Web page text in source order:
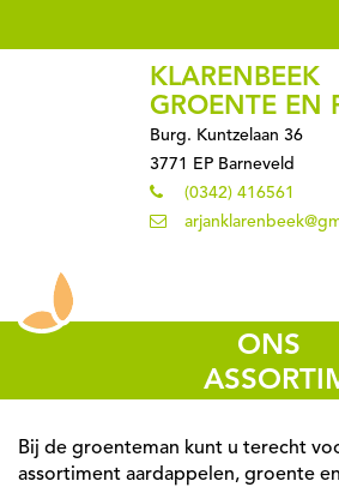
KLARENBEEK
GROENTE EN
Burg. Kuntzelaan 36
3771 EP Barneveld
(0342) 416561
ONS
Bij de groenteman kunt u terecht
assortiment aardappelen, groente